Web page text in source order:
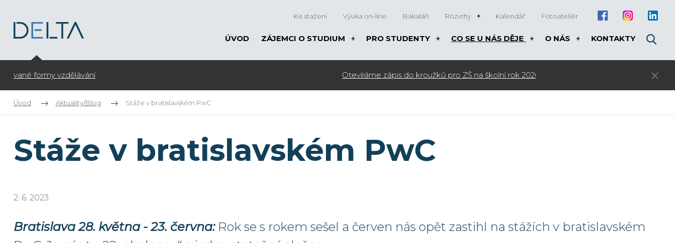
Ke stažení Výuka on-line Bakaláři Rozvrhy Kalendář Fotoateliér
ÚVOD ZÁJEMCI O STUDIUM PRO STUDENTY CO SE U NÁS DĚJE O NÁS KONTAKTY
Otevíráme zápis do kroužků pro ZŠ na školní rok 2026/27 3. kolo přijímacího řízení pro rok
Úvod Aktuality/Blog Stáže v bratislavském PwC
Stáže v bratislavském PwC
2. 6. 2023
Bratislava 28. května - 23. června:Rok se s rokem sešel a červen nás opět zastihl na stážích v bratislavském